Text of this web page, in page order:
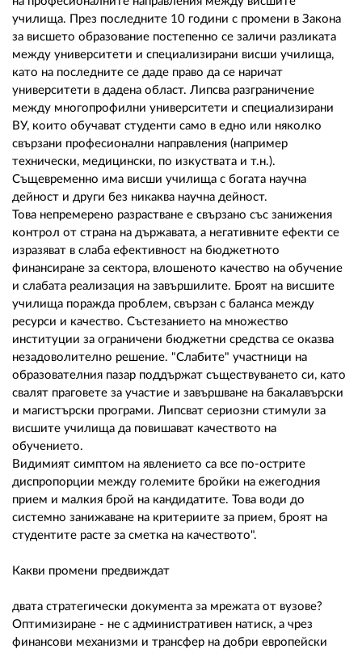
училища. През последните 10 години с промени в Закона
за висшето образование постепенно се заличи разликата
между университети и специализирани висши училища,
като на последните се даде право да се наричат
университети в дадена област. Липсва разграничение
между многопрофилни университети и специализирани
ВУ, които обучават студенти само в едно или няколко
свързани професионални направления (например
технически, медицински, по изкуствата и т.н.).
Същевременно има висши училища с богата научна
дейност и други без никаква научна дейност.
Това непремерено разрастване е свързано със занижения
контрол от страна на държавата, а негативните ефекти се
изразяват в слаба ефективност на бюджетното
финансиране за сектора, влошеното качество на обучение
и слабата реализация на завършилите. Броят на висшите
училища поражда проблем, свързан с баланса между
ресурси и качество. Състезанието на множество
институции за ограничени бюджетни средства се оказва
незадоволително решение. "Слабите" участници на
образователния пазар поддържат съществуването си, като
свалят праговете за участие и завършване на бакалавърски
и магистърски програми. Липсват сериозни стимули за
висшите училища да повишават качеството на
обучението.
Видимият симптом на явлението са все по-острите
диспропорции между големите бройки на ежегодния
прием и малкия брой на кандидатите. Това води до
системно занижаване на критериите за прием, броят на
студентите расте за сметка на качеството".
Какви промени предвиждат
двата стратегически документа за мрежата от вузове?
Оптимизиране - не с административен натиск, а чрез
финансови механизми и трансфер на добри европейски